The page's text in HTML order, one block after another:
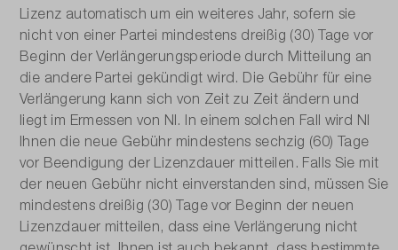
Lizenz automatisch um ein weiteres Jahr, sofern sie
nicht von einer Partei mindestens dreißig (30) Tage vor
Beginn der Verlängerungsperiode durch Mitteilung an
die andere Partei gekündigt wird. Die Gebühr für eine
Verlängerung kann sich von Zeit zu Zeit ändern und
liegt im Ermessen von NI. In einem solchen Fall wird NI
Ihnen die neue Gebühr mindestens sechzig (60) Tage
vor Beendigung der Lizenzdauer mitteilen. Falls Sie mit
der neuen Gebühr nicht einverstanden sind, müssen Sie
mindestens dreißig (30) Tage vor Beginn der neuen
Lizenzdauer mitteilen, dass eine Verlängerung nicht